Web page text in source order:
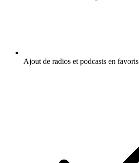
Ajout de radios et podcasts en favoris